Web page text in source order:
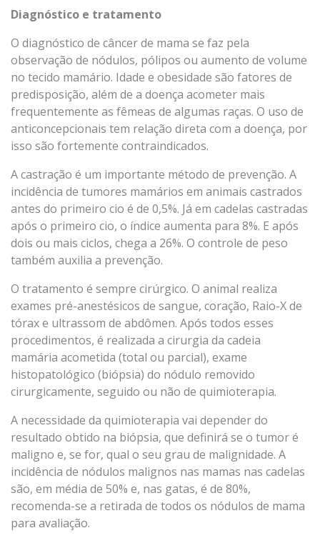
Diagnóstico e tratamento
O diagnóstico de câncer de mama se faz pela
observação de nódulos, pólipos ou aumento de volume
no tecido mamário. Idade e obesidade são fatores de
predisposição, além de a doença acometer mais
frequentemente as fêmeas de algumas raças. O uso de
anticoncepcionais tem relação direta com a doença, por
isso são fortemente contraindicados.
A castração é um importante método de prevenção. A
incidência de tumores mamários em animais castrados
antes do primeiro cio é de 0,5%. Já em cadelas castradas
após o primeiro cio, o índice aumenta para 8%. E após
dois ou mais ciclos, chega a 26%. O controle de peso
também auxilia a prevenção.
O tratamento é sempre cirúrgico. O animal realiza
exames pré-anestésicos de sangue, coração, Raio-X de
tórax e ultrassom de abdômen. Após todos esses
procedimentos, é realizada a cirurgia da cadeia
mamária acometida (total ou parcial), exame
histopatológico (biópsia) do nódulo removido
cirurgicamente, seguido ou não de quimioterapia.
A necessidade da quimioterapia vai depender do
resultado obtido na biópsia, que definirá se o tumor é
maligno e, se for, qual o seu grau de malignidade. A
incidência de nódulos malignos nas mamas nas cadelas
são, em média de 50% e, nas gatas, é de 80%,
recomenda-se a retirada de todos os nódulos de mama
para avaliação.